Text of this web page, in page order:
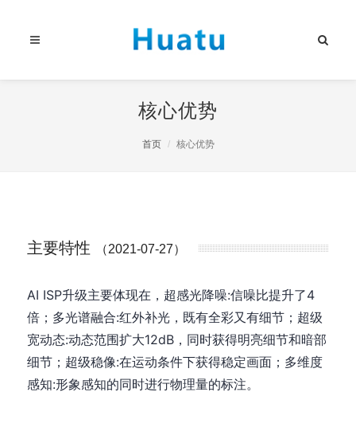
核心优势
首页 核心优势
主要特性 （2021-07-27）
AI ISP升级主要体现在，超感光降噪:信噪比提升了4
倍；多光谱融合:红外补光，既有全彩又有细节；超级
宽动态:动态范围扩大12dB，同时获得明亮细节和暗部
细节；超级稳像:在运动条件下获得稳定画面；多维度
感知:形象感知的同时进行物理量的标注。